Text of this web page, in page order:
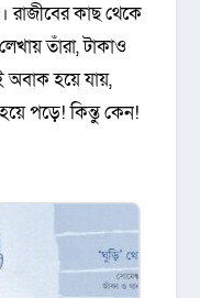
রাজীবের কাছ থেকে
তাঁরা, টাকাও
অবাক হয়ে যায়,
পড়ে! কিন্তু কেন!